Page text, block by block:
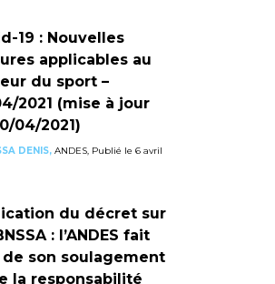
19 : Nouvelles
applicables au
du sport –
2021 (mise à jour
04/2021)
DENIS,ANDES, Publié le 6 avril
du décret sur
: l’ANDES fait
son soulagement
la responsabilité